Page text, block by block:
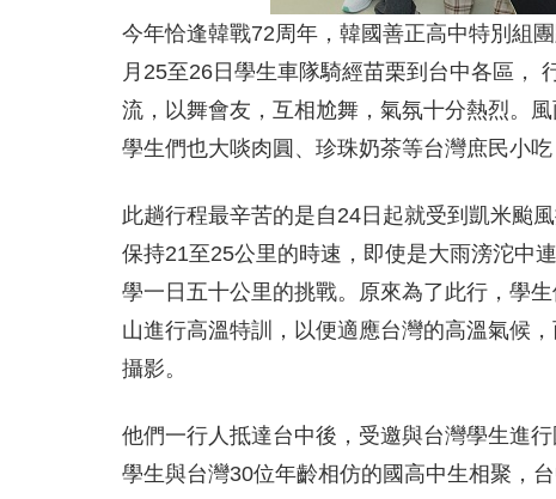
今年恰逢韓戰72周年，韓國善正高中特別組
月25至26日學生車隊騎經苗栗到台中各區，
流，以舞會友，互相尬舞，氣氛十分熱烈。
學生們也大啖肉圓、珍珠奶茶等台灣庶民小吃
此趟行程最辛苦的是自24日起就受到凱米颱
保持21至25公里的時速，即使是大雨滂沱中
學一日五十公里的挑戰。原來為了此行，學
山進行高溫特訓，以便適應台灣的高溫氣候
攝影。
他們一行人抵達台中後，受邀與台灣學生進
學生與台灣30位年齡相仿的國高中生相聚，